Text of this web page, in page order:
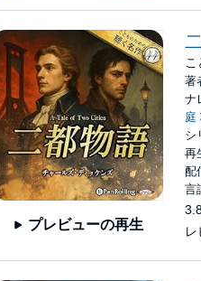
プレビューの再生
著
ナ
庭
シ
再
配
言
レ